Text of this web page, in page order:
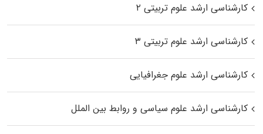
کارشناسی ارشد علوم تربیتی ۲
کارشناسی ارشد علوم تربیتی ۳
کارشناسی ارشد علوم جغرافیایی
کارشناسی ارشد علوم سیاسی و روابط بین الملل